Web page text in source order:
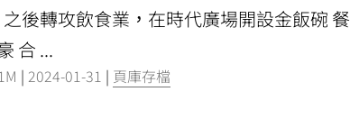
後轉攻飲食業，在時代廣場開設金飯碗 餐
合 ...
|2024-01-31 | 頁庫存檔